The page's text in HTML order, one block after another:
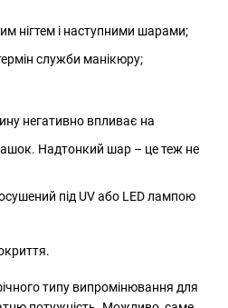
нігтем і наступними шарами;
служби манікюру;
негативно впливає на
Надтонкий шар – це теж не
під UV або LED лампою
типу випромінювання для